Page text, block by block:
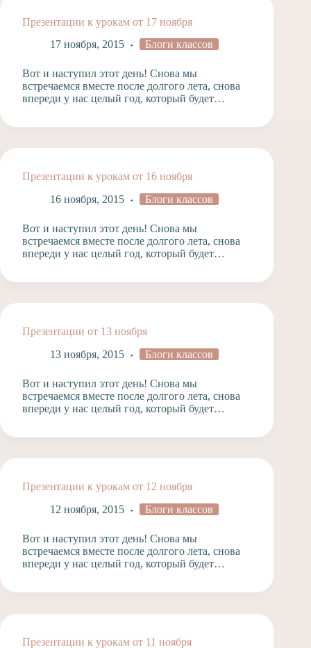
Презентации к урокам от 17 ноября
17 ноября, 2015
Блоги классов
Вот и наступил этот день! Снова мы
встречаемся вместе после долгого лета, снова
впереди у нас целый год, который будет…
Презентации к урокам от 16 ноября
16 ноября, 2015
Блоги классов
Вот и наступил этот день! Снова мы
встречаемся вместе после долгого лета, снова
впереди у нас целый год, который будет…
Презентации от 13 ноября
13 ноября, 2015
Блоги классов
Вот и наступил этот день! Снова мы
встречаемся вместе после долгого лета, снова
впереди у нас целый год, который будет…
Презентации к урокам от 12 ноября
12 ноября, 2015
Блоги классов
Вот и наступил этот день! Снова мы
встречаемся вместе после долгого лета, снова
впереди у нас целый год, который будет…
Презентации к урокам от 11 ноября